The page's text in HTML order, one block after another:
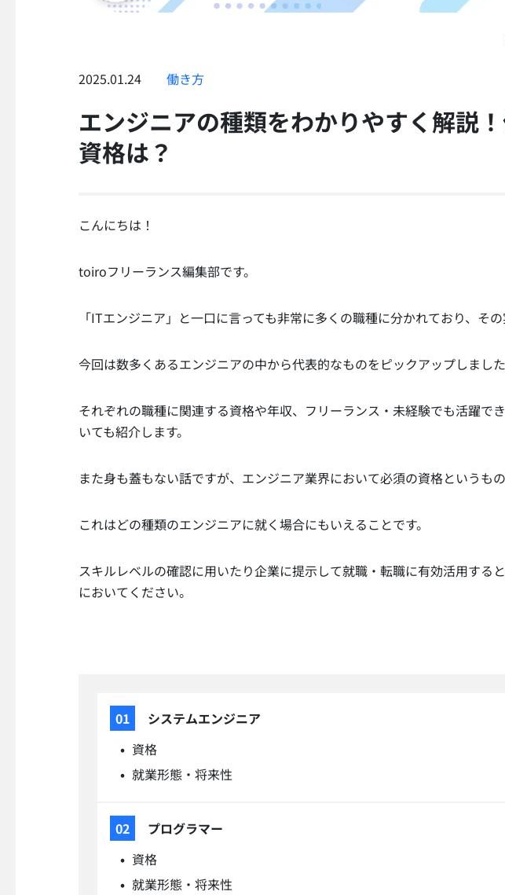
2025.01.24 働き方
エンジニアの種類をわかりやすく解説
資格は？
こんにちは！
toiroフリーランス編集部です。
「ITエンジニア」と一口に言っても非常に多くの職種に分かれており、そ
今回は数多くあるエンジニアの中から代表的なものをピックアップしました
それぞれの職種に関連する資格や年収、フリーランス・未経験でも活躍で
いても紹介します。
また身も蓋もない話ですが、エンジニア業界において必須の資格というも
これはどの種類のエンジニアに就く場合にもいえることです。
スキルレベルの確認に用いたり企業に提示して就職・転職に有効活用する
においてください。
システムエンジニア
資格
就業形態・将来性
プログラマー
資格
就業形態・将来性